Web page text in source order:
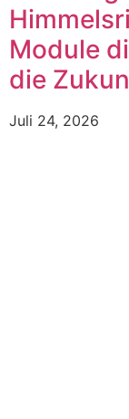
Module
die
Juli 24, 2026